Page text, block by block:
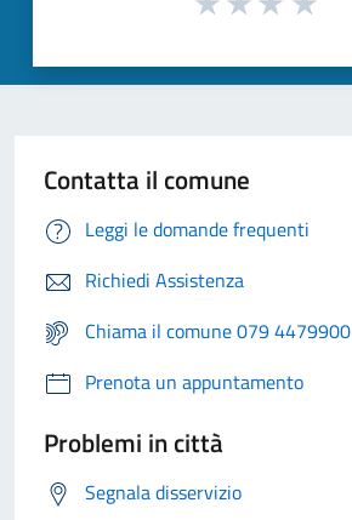
Contatta il comune
Leggi le domande frequenti
Richiedi Assistenza
Chiama il comune 079 4479900
Prenota un appuntamento
Problemi in città
Segnala disservizio